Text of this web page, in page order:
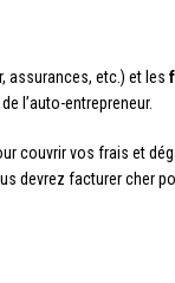
assurances, etc.) et les
l’auto-entrepreneur.
couvrir vos frais et
devrez facturer cher